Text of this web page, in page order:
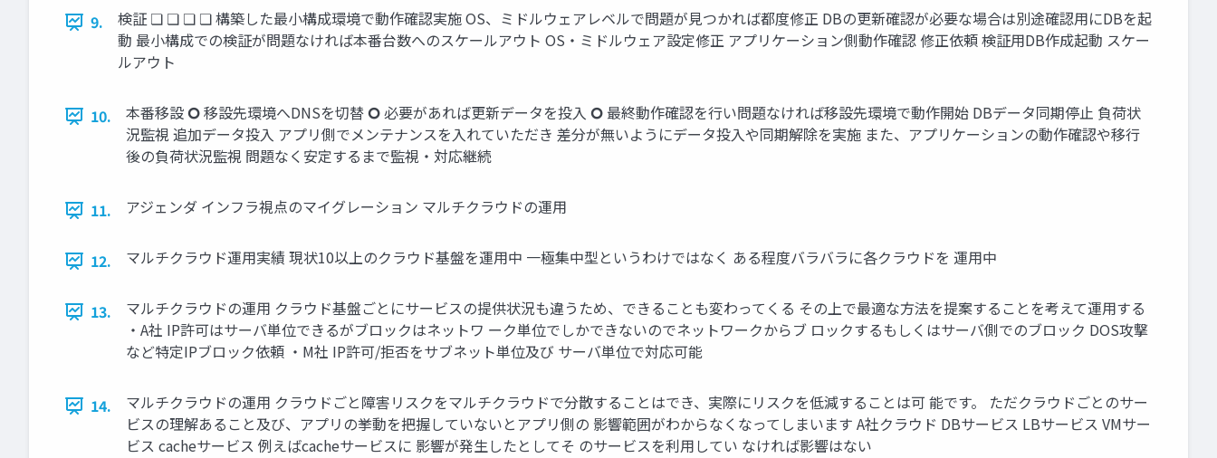
9.
検証 ❏ ❏ ❏ ❏ 構築した最小構成環境で動作確認実施 OS、ミドルウェアレベルで問題が見つかれば都度修正 DBの更新確認が必要な場合は別途確認用にDBを起
動 最小構成での検証が問題なければ本番台数へのスケールアウト OS・ミドルウェア設定修正 アプリケーション側動作確認 修正依頼 検証用DB作成起動 スケー
ルアウト
10.
本番移設 🞆 移設先環境へDNSを切替 🞆 必要があれば更新データを投入 🞆 最終動作確認を行い問題なければ移設先環境で動作開始 DBデータ同期停止 負荷状
況監視 追加データ投入 アプリ側でメンテナンスを入れていただき 差分が無いようにデータ投入や同期解除を実施 また、アプリケーションの動作確認や移行
後の負荷状況監視 問題なく安定するまで監視・対応継続
11. アジェンダ インフラ視点のマイグレーション マルチクラウドの運用
12. マルチクラウド運用実績 現状10以上のクラウド基盤を運用中 一極集中型というわけではなく ある程度バラバラに各クラウドを 運用中
13.
マルチクラウドの運用 クラウド基盤ごとにサービスの提供状況も違うため、できることも変わってくる その上で最適な方法を提案することを考えて運用する
・A社 IP許可はサーバ単位できるがブロックはネットワ ーク単位でしかできないのでネットワークからブ ロックするもしくはサーバ側でのブロック DOS攻撃
など特定IPブロック依頼 ・M社 IP許可/拒否をサブネット単位及び サーバ単位で対応可能
14.
マルチクラウドの運用 クラウドごと障害リスクをマルチクラウドで分散することはでき、実際にリスクを低減することは可 能です。 ただクラウドごとのサー
ビスの理解あること及び、アプリの挙動を把握していないとアプリ側の 影響範囲がわからなくなってしまいます A社クラウド DBサービス LBサービス VMサー
ビス cacheサービス 例えばcacheサービスに 影響が発生したとしてそ のサービスを利用してい なければ影響はない